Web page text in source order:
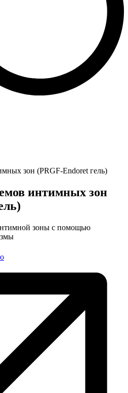
зон (PRGF-Endoret гель)
интимных зон
зоны с помощью